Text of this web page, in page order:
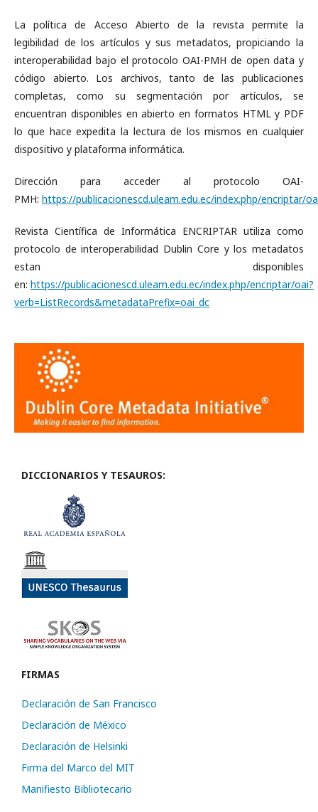
La política de Acceso Abierto de la revista permite la
legibilidad de los artículos y sus metadatos, propiciando la
interoperabilidad bajo el protocolo OAI-PMH de open data y
código abierto. Los archivos, tanto de las publicaciones
completas, como su segmentación por artículos, se
encuentran disponibles en abierto en formatos HTML y PDF
lo que hace expedita la lectura de los mismos en cualquier
dispositivo y plataforma informática.
Dirección para acceder al protocolo OAI-
PMH: https://publicacionescd.uleam.edu.ec/index.php/encriptar/
Revista Científica de Informática ENCRIPTAR utiliza como
protocolo de interoperabilidad Dublin Core y los metadatos
estan disponibles
en: https://publicacionescd.uleam.edu.ec/index.php/encriptar/oai?
verb=ListRecords&metadataPrefix=oai_dc
DICCIONARIOS Y TESAUROS:
FIRMAS
Declaración de San Francisco
Declaración de México
Declaración de Helsinki
Firma del Marco del MIT
Manifiesto Bibliotecario